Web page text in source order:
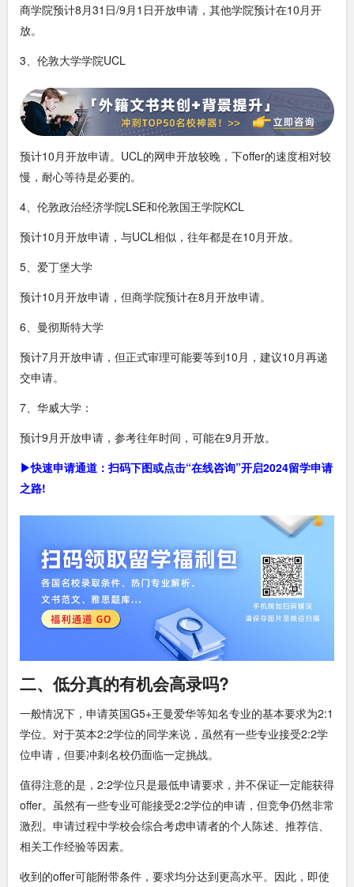
商学院预计8月31日/9月1日开放申请，其他学院预计在10月开
放。
3、伦敦大学学院UCL
预计10月开放申请。UCL的网申开放较晚，下offer的速度相对较
慢，耐心等待是必要的。
4、伦敦政治经济学院LSE和伦敦国王学院KCL
预计10月开放申请，与UCL相似，往年都是在10月开放。
5、爱丁堡大学
预计10月开放申请，但商学院预计在8月开放申请。
6、曼彻斯特大学
预计7月开放申请，但正式审理可能要等到10月，建议10月再递
交申请。
7、华威大学：
预计9月开放申请，参考往年时间，可能在9月开放。
▶快速申请通道：扫码下图或点击“在线咨询”开启2024留学申请
之路!
二、低分真的有机会高录吗?
一般情况下，申请英国G5+王曼爱华等知名专业的基本要求为2:1
学位。对于英本2:2学位的同学来说，虽然有一些专业接受2:2学
位申请，但要冲刺名校仍面临一定挑战。
值得注意的是，2:2学位只是最低申请要求，并不保证一定能获得
offer。虽然有一些专业可能接受2:2学位的申请，但竞争仍然非常
激烈。申请过程中学校会综合考虑申请者的个人陈述、推荐信、
相关工作经验等因素。
收到的offer可能附带条件，要求均分达到更高水平。因此，即使